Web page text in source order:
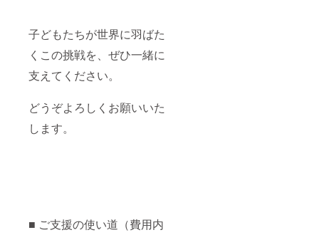
子どもたちが世界に羽ばた
くこの挑戦を、ぜひ一緒に
支えてください。
どうぞよろしくお願いいた
します。
■ ご支援の使い道（費用内